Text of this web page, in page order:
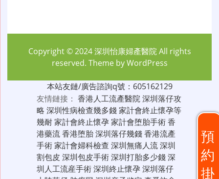
預
約
掛
Copyright © 2024深圳怡康婦產醫院All rights
reserved. Theme byWordPress
本站友鏈/廣告諮詢q號：605162129
友情鏈接： 香港人工流產醫院深圳落仔攻
略 深圳性病檢查幾多錢家計會終止懷孕等
幾耐家計會終止懷孕家計會堕胎手術香
港藥流香港堕胎深圳落仔幾錢香港流產
手術家計會婦科檢查 深圳無痛人流深圳
割包皮 深圳包皮手術深圳打胎多少錢深
圳人工流産手術深圳終止懷孕深圳落仔